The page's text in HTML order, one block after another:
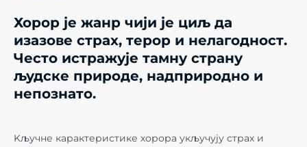
Хорор је жанр чији је циљ да
изазове страх, терор и нелагодност.
Често истражује тамну страну
људске природе, надприродно и
непознато.
Kључне карактеристике хорора укључују страх и